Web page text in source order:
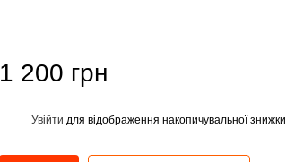
1 200 грн
Увійти для відображення накопичувальної знижки